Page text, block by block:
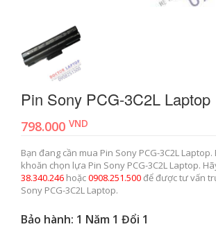
Pin Sony PCG-3C2L Laptop
798.000 VND
Bạn đang cần mua Pin Sony PCG-3C2L
khoăn chọn lựa Pin Sony PCG-3C2L Laptop.
38.340.246 hoặc0908.251.500để được tư vấn
Sony PCG-3C2L Laptop.
Bảo hành: 1 Năm 1 Đổi 1